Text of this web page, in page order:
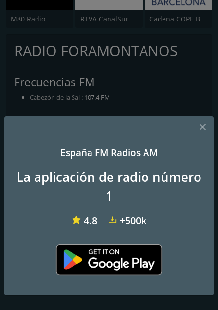
M80 Radio RTVA CanalSur Radio Cadena COPE Barcelona
RADIO FORAMONTANOS
Frecuencias FM
Cabezón de la Sal : 107.4 FM
España FM Radios AM
La aplicación de radio número
1
4.8 +500k